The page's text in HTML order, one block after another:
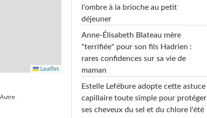
Leaflet
Autre
l'ombre à la brioche au petit
déjeuner
Anne-Élisabeth Blateau mère
"terrifiée" pour son fils Hadrien :
rares confidences sur sa vie de
maman
Estelle Lefébure adopte cette astuce
capillaire toute simple pour protéger
ses cheveux du sel et du chlore l'été